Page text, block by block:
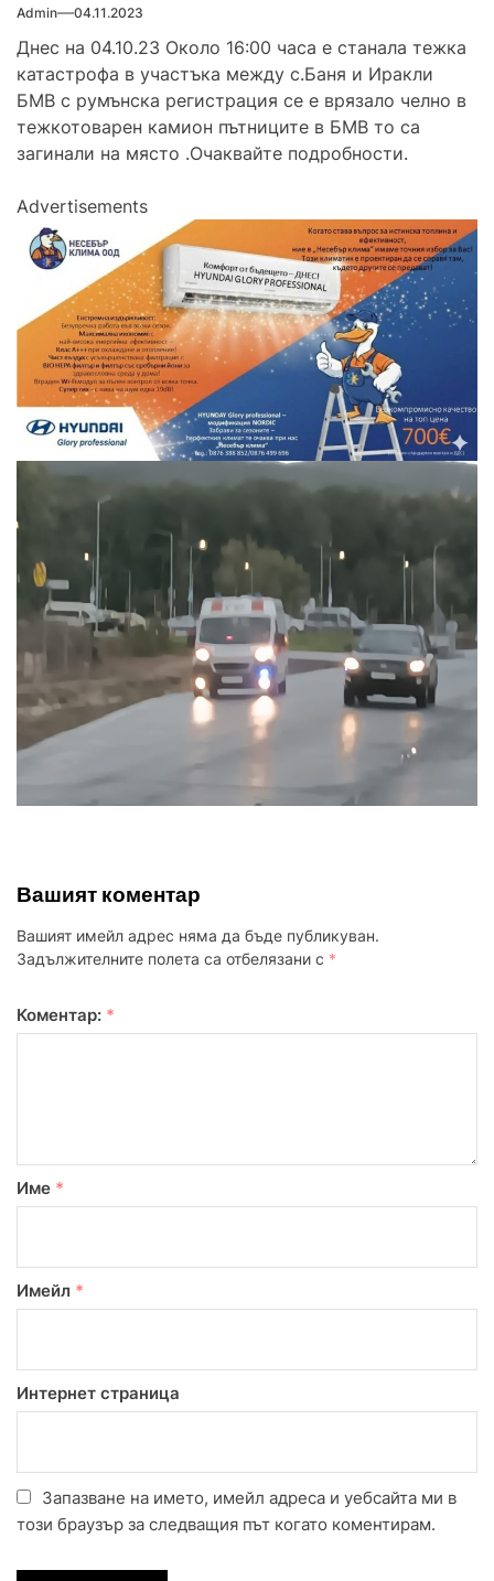
Admin 04.11.2023
Днес на 04.10.23 Около 16:00 часа е станала тежка
катастрофа в участъка между с.Баня и Иракли
БМВ с румънска регистрация се е врязало челно в
тежкотоварен камион пътниците в БМВ то са
загинали на място .Очаквайте подробности.
Advertisements
Вашият коментар
Вашият имейл адрес няма да бъде публикуван.
Задължителните полета са отбелязани с *
Коментар: *
Име *
Имейл *
Интернет страница
Запазване на името, имейл адреса и уебсайта ми в
този браузър за следващия път когато коментирам.